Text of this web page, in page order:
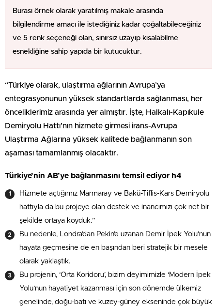
Burası örnek olarak yaratılmış makale arasında
bilgilendirme amacı ile istediğiniz kadar çoğaltabileceğiniz
ve 5 renk seçeneği olan, sınırsız uzayıp kısalabilme
esnekliğine sahip yapıda bir kutucuktur.
“Türkiye olarak, ulaştırma ağlarının Avrupa’ya
entegrasyonunun yüksek standartlarda sağlanması, her
önceliklerimiz arasında yer almıştır. İşte, Halkalı-Kapıkule
Demiryolu Hattı’nın hizmete girmesi irans-Avrupa
Ulaştırma Ağlarına yüksek kalitede bağlanmanın son
aşaması tamamlanmış olacaktır.
Türkiye’nin AB’ye bağlanmasını temsil ediyor h4
Hizmete açtığımız Marmaray ve Bakü-Tiflis-Kars Demiryolu
hattıyla da bu projeye olan destek ve inancımızı çok net bir
şekilde ortaya koyduk.”
Bu nedenle, Londra’dan Pekin’e uzanan Demir İpek Yolu’nun
hayata geçmesine de en başından beri stratejik bir mesele
olarak yaklaştık.
Bu projenin, ‘Orta Koridoru’, bizim deyimimizle ‘Modern İpek
Yolu’nun hayatiyet kazanması için son dönemde ülkemiz
genelinde, doğu-batı ve kuzey-güney ekseninde çok büyük